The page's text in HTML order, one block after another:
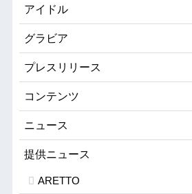
アイドル
グラビア
プレスリリース
コンテンツ
ニュース
提供ニュース
ARETTO